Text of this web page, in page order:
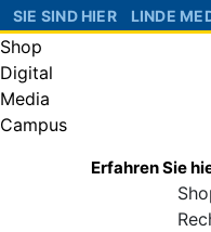
SIE SIND HIER LINDE
Shop
Digital
Media
Campus
Erfahren Sie